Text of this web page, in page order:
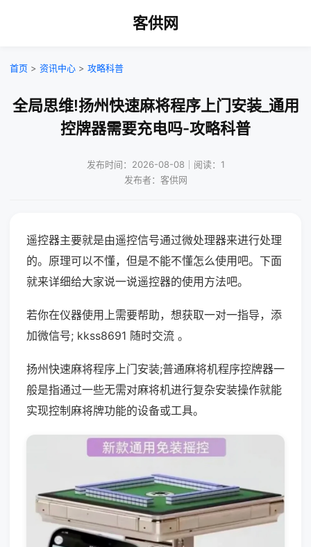
客供网
首页 > 资讯中心 > 攻略科普
全局思维!扬州快速麻将程序上门安装_通用
控牌器需要充电吗-攻略科普
发布时间：2026-08-08｜阅读：1
发布者：客供网
遥控器主要就是由遥控信号通过微处理器来进行处理
的。原理可以不懂，但是不能不懂怎么使用吧。下面
就来详细给大家说一说遥控器的使用方法吧。
若你在仪器使用上需要帮助，想获取一对一指导，添
加微信号; kkss8691 随时交流 。
扬州快速麻将程序上门安装;普通麻将机程序控牌器一
般是指通过一些无需对麻将机进行复杂安装操作就能
实现控制麻将牌功能的设备或工具。